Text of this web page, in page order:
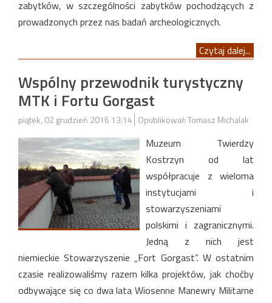
zabytków, w szczególności zabytków pochodzących z
prowadzonych przez nas badań archeologicznych.
Czytaj dalej...
Wspólny przewodnik turystyczny
MTK i Fortu Gorgast
piątek, 02 grudzień 2016 13:14 Opublikował: Tomasz Michalak
Muzeum Twierdzy
Kostrzyn od lat
współpracuje z wieloma
instytucjami i
stowarzyszeniami
polskimi i zagranicznymi.
Jedną z nich jest
niemieckie Stowarzyszenie „Fort Gorgast”. W ostatnim
czasie realizowaliśmy razem kilka projektów, jak choćby
odbywające się co dwa lata Wiosenne Manewry Militarne